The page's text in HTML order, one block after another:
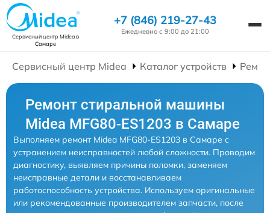
Сервисный центр Mideaв
Самаре
+7 (846) 219-27-43
Ежедневно с 9:00 до 21:00
Сервисный центр Midea Каталог устройств
Ремонт стиральной машины
Midea MFG80-ES1203 в Самаре
Выполняем ремонт Midea MFG80-ES1203 в Самаре с
устранением неисправностей любой сложности. Проводим
диагностику, выявляем причины поломки, заменяем
неисправные детали и восстанавливаем
работоспособность устройства. Используем оригинальные
или рекомендованные производителем запчасти, после